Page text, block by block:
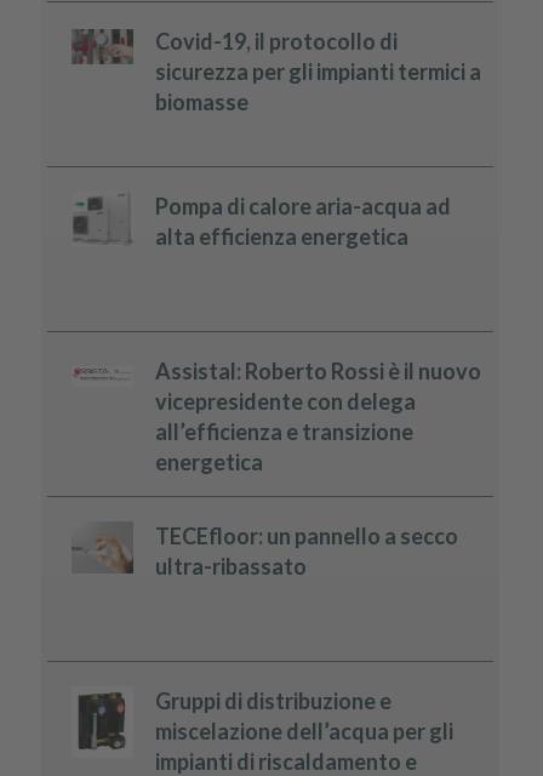
Covid-19, il protocollo di
sicurezza per gli impianti termici a
biomasse
Pompa di calore aria-acqua ad
alta efficienza energetica
Assistal: Roberto Rossi è il nuovo
vicepresidente con delega
all’efficienza e transizione
energetica
TECEfloor: un pannello a secco
ultra-ribassato
Gruppi di distribuzione e
miscelazione dell’acqua per gli
impianti di riscaldamento e